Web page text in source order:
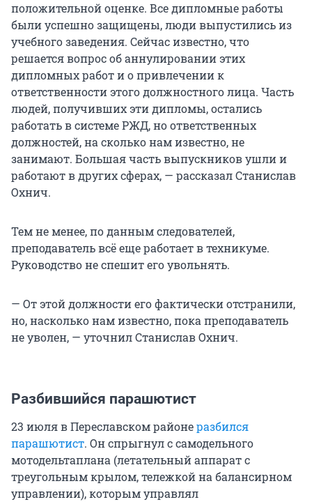
положительной оценке. Все дипломные работы
были успешно защищены, люди выпустились из
учебного заведения. Сейчас известно, что
решается вопрос об аннулировании этих
дипломных работ и о привлечении к
ответственности этого должностного лица. Часть
людей, получивших эти дипломы, остались
работать в системе РЖД, но ответственных
должностей, на сколько нам известно, не
занимают. Большая часть выпускников ушли и
работают в других сферах, — рассказал Станислав
Охнич.
Тем не менее, по данным следователей,
преподаватель всё еще работает в техникуме.
Руководство не спешит его увольнять.
— От этой должности его фактически отстранили,
но, насколько нам известно, пока преподаватель
не уволен, — уточнил Станислав Охнич.
Разбившийся парашютист
23 июля в Переславском районеразбился
парашютист. Он спрыгнул с самодельного
мотодельтаплана (летательный аппарат с
треугольным крылом, тележкой на балансирном
управлении), которым управлял